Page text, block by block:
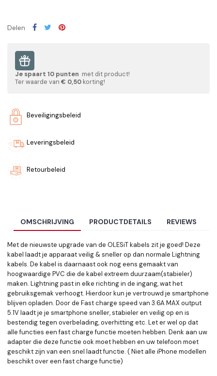
Delen
Je spaart 10 punten met dit product!
Ter waarde van € 0,50 korting!
Beveiligingsbeleid
Leveringsbeleid
Retourbeleid
OMSCHRIJVING PRODUCTDETAILS REVIEWS
Met de nieuwste upgrade van de OLESiT kabels zit je goed! Deze
kabel laadt je apparaat veilig & sneller op dan normale Lightning
kabels. De kabel is daarnaast ook nog eens gemaakt van
hoogwaardige PVC die de kabel extreem duurzaam(stabieler)
maken. Lightning past in elke richting in de ingang, wat het
gebruiksgemak verhoogt. Hierdoor kun je vertrouwd je smartphone
blijven opladen. Door de Fast charge speed van 3.6A MAX output
5.1V laadt je je smartphone sneller, stabieler en veilig op en is
bestendig tegen overbelading, overhitting etc. Let er wel op dat
alle functies een fast charge functie moeten hebben. Denk aan uw
adapter die deze functie ook moet hebben en uw telefoon moet
geschikt zijn van een snel laadt functie. ( Niet alle iPhone modellen
beschikt over een fast charge functie)